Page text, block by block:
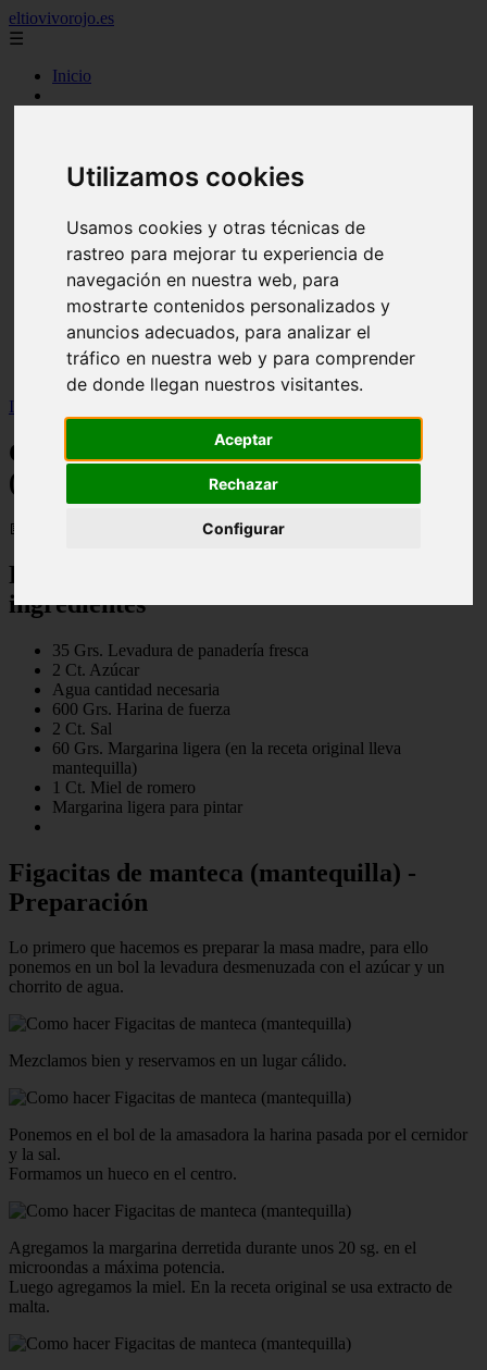
Utilizamos cookies
Usamos cookies y otras técnicas de
rastreo para mejorar tu experiencia de
navegación en nuestra web, para
mostrarte contenidos personalizados y
anuncios adecuados, para analizar el
tráfico en nuestra web y para comprender
de donde llegan nuestros visitantes.
Aceptar
Rechazar
Configurar
eltiovivorojo.es
☰
Inicio
carnes
comidas
huevos
mariscos
postres
producto
reposteria
venezuela
verduras
Inicio
Como hacer Figacitas de manteca
(mantequilla)
📅 03/09/2025
Figacitas de manteca (mantequilla) -
ingredientes
35 Grs. Levadura de panadería fresca
2 Ct. Azúcar
Agua cantidad necesaria
600 Grs. Harina de fuerza
2 Ct. Sal
60 Grs. Margarina ligera (en la receta original lleva
mantequilla)
1 Ct. Miel de romero
Margarina ligera para pintar
Figacitas de manteca (mantequilla) -
Preparación
Lo primero que hacemos es preparar la masa madre, para ello
ponemos en un bol la levadura desmenuzada con el azúcar y un
chorrito de agua.
Mezclamos bien y reservamos en un lugar cálido.
Ponemos en el bol de la amasadora la harina pasada por el cernidor
y la sal.
Formamos un hueco en el centro.
Agregamos la margarina derretida durante unos 20 sg. en el
microondas a máxima potencia.
Luego agregamos la miel. En la receta original se usa extracto de
malta.